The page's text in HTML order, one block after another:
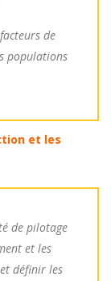
de
populations
et les
de pilotage
et les
définir les